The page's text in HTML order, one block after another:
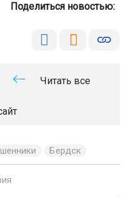
Поделиться новостью:
Читать все
Бердск